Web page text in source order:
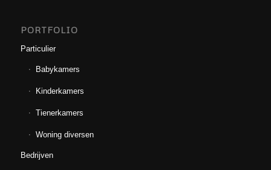
PORTFOLIO
Particulier
Babykamers
Kinderkamers
Tienerkamers
Woning diversen
Bedrijven